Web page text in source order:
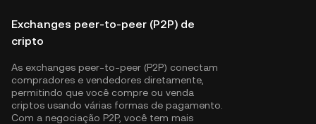
Exchanges peer-to-peer (P2P) de
cripto
As exchanges peer-to-peer (P2P) conectam
compradores e vendedores diretamente,
permitindo que você compre ou venda
criptos usando várias formas de pagamento.
Com a negociação P2P, você tem mais